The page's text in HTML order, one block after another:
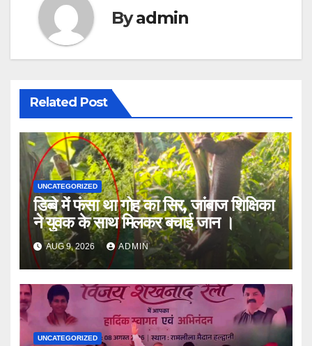
Byadmin
Related Post
UNCATEGORIZED
डिब्बे में फंसा था गोह का सिर, जांबाज शिक्षिका
ने युवक के साथ मिलकर बचाई जान ।
AUG 9, 2026 ADMIN
UNCATEGORIZED